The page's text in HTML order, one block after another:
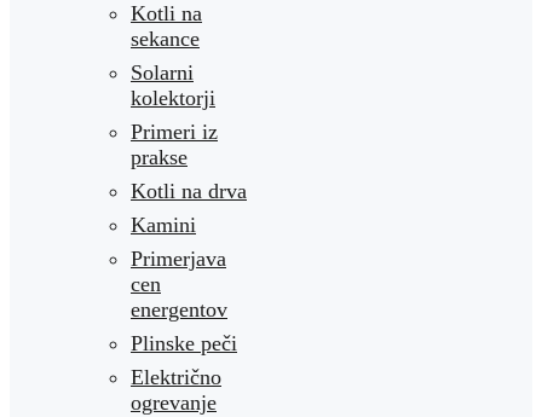
Kotli na
sekance
Solarni
kolektorji
Primeri iz
prakse
Kotli na drva
Kamini
Primerjava
cen
energentov
Plinske peči
Električno
ogrevanje